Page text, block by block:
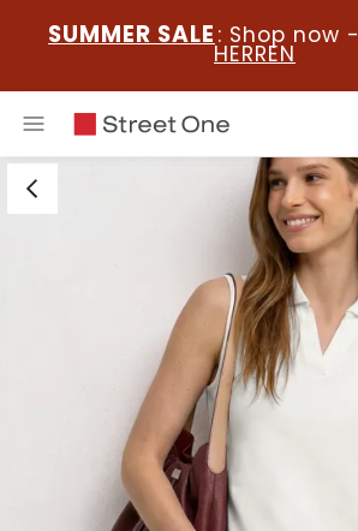
SUMMER SALE : Shop now -
HERREN